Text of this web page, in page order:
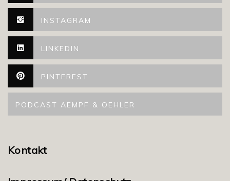
INSTAGRAM
LINKEDIN
PINTEREST
PODCAST AEMPF & OEHLER
Kontakt